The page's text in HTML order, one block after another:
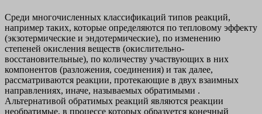
Среди многочисленных классификаций типов реакций,
например таких, которые определяются по тепловому эффекту
(экзотермические и эндотермические), по изменению
степеней окисления веществ (окислительно-
восстановительные), по количеству участвующих в них
компонентов (разложения, соединения) и так далее,
рассматриваются реакции, протекающие в двух взаимных
направлениях, иначе, называемых обратимыми .
Альтернативой обратимых реакций являются реакции
необратимые, в процессе которых образуется конечный